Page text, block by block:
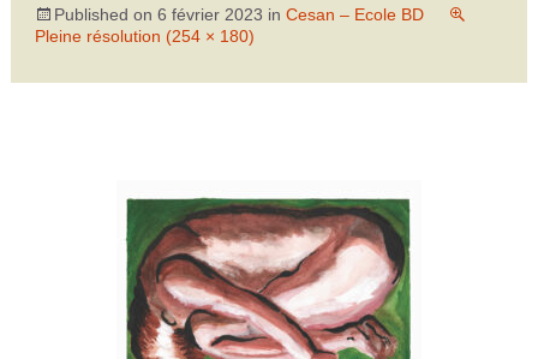
Published on 6 février 2023 in Cesan – Ecole BD
Pleine résolution (254 × 180)